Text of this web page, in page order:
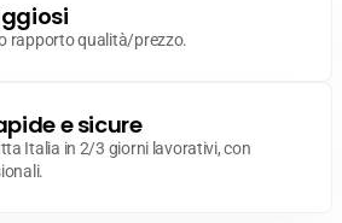
rapporto qualità/prezzo.
e sicure
Italia in 2/3 giorni lavorativi, con